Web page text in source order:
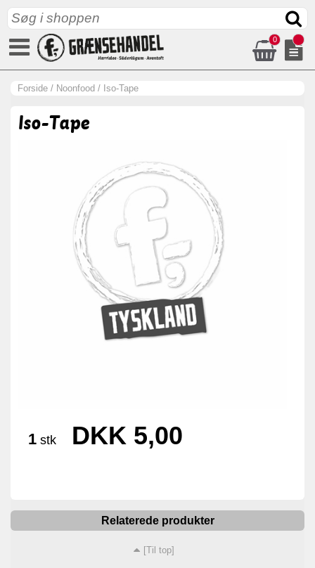
0
Forside / Noonfood / Iso-Tape
Iso-Tape
1 stk DKK 5,00
Relaterede produkter
[Til top]